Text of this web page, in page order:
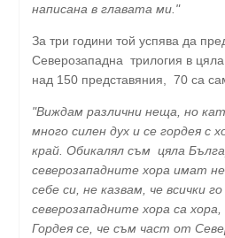
написана в главата ми."
За три години той успява да
Северозападна трилогия в
над 150 представяния, 70 са
"Виждам различни неща, но
много силен дух и се гордея с
край. Обикалял съм цяла
северозападните хора имат
себе си, не казвам, че всички
северозападните хора са хора,
Гордея се, че съм част от